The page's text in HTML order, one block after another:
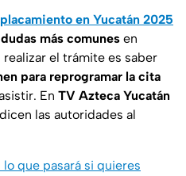
en Yucatán 2025
más comunes en
el trámite es saber
para reprogramar la cita
En TV Azteca Yucatán
las autoridades al
lo que pasará si quieres